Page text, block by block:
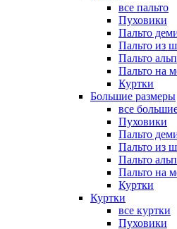
все пальто
Пуховики
Пальто
Пальто из
Пальто
Пальто на
Куртки
Большие размеры
все
Пуховики
Пальто
Пальто из
Пальто
Пальто на
Куртки
Куртки
все куртки
Пуховики